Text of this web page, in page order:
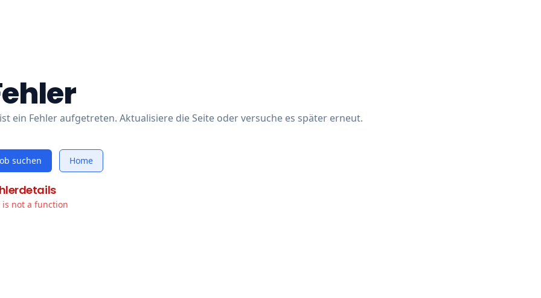
ein Fehler aufgetreten. Aktualisiere die Seite oder versuche es später erneut.
suchen Home
is not a function